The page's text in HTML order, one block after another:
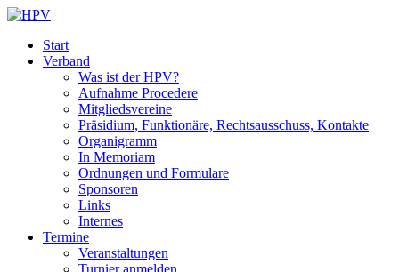
Start
Verband
Was ist der HPV?
Aufnahme Procedere
Mitgliedsvereine
Präsidium, Funktionäre, Rechtsausschuss, Kontakte
Organigramm
In Memoriam
Ordnungen und Formulare
Sponsoren
Links
Internes
Termine
Veranstaltungen
Turnier anmelden